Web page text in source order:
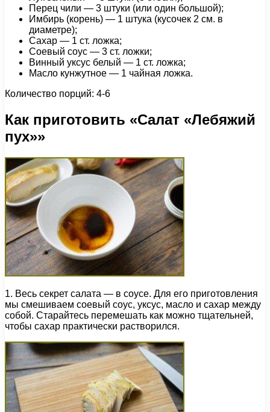
Перец чили — 3 штуки (или один большой);
Имбирь (корень) — 1 штука (кусочек 2 см. в
диаметре);
Сахар — 1 ст. ложка;
Соевый соус — 3 ст. ложки;
Винный уксус белый — 1 ст. ложка;
Масло кунжутное — 1 чайная ложка.
Количество порций: 4-6
Как приготовить «Салат «Лебяжий
пух»»
1. Весь секрет салата — в соусе. Для его приготовления
мы смешиваем соевый соус, уксус, масло и сахар между
собой. Старайтесь перемешать как можно тщательней,
чтобы сахар практически растворился.